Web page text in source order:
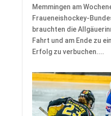
Memmingen am
Fraueneishockey-
brauchten die
Fahrt und am Ende zu
Erfolg zu verbuchen....